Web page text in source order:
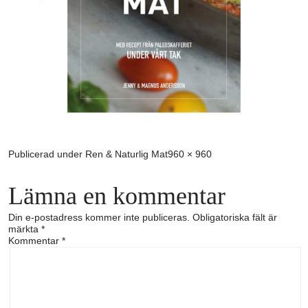
Publicerad under Ren & Naturlig MatFull
960 × 960
Lämna en kommentar
Din e-postadress kommer inte publiceras. Obligatoriska fält är
märkta *
Kommentar *